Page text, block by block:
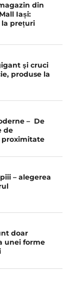
din
Iași:
la prețuri
şi cruci
produse la
– De
de
proximitate
– alegerea
doar
unei forme